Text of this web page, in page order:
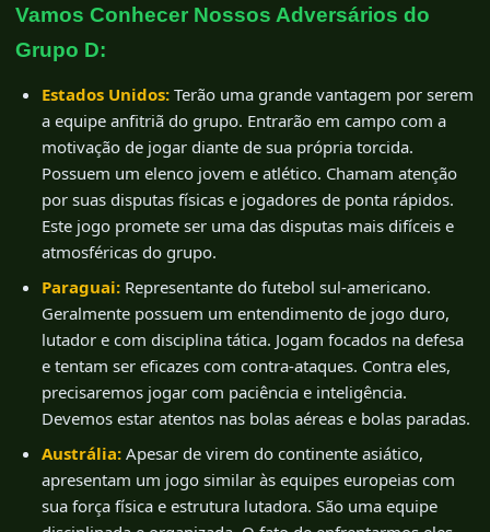
Vamos Conhecer Nossos Adversários do
Grupo D:
Estados Unidos: Terão uma grande vantagem por serem
a equipe anfitriã do grupo. Entrarão em campo com a
motivação de jogar diante de sua própria torcida.
Possuem um elenco jovem e atlético. Chamam atenção
por suas disputas físicas e jogadores de ponta rápidos.
Este jogo promete ser uma das disputas mais difíceis e
atmosféricas do grupo.
Paraguai: Representante do futebol sul-americano.
Geralmente possuem um entendimento de jogo duro,
lutador e com disciplina tática. Jogam focados na defesa
e tentam ser eficazes com contra-ataques. Contra eles,
precisaremos jogar com paciência e inteligência.
Devemos estar atentos nas bolas aéreas e bolas paradas.
Austrália: Apesar de virem do continente asiático,
apresentam um jogo similar às equipes europeias com
sua força física e estrutura lutadora. São uma equipe